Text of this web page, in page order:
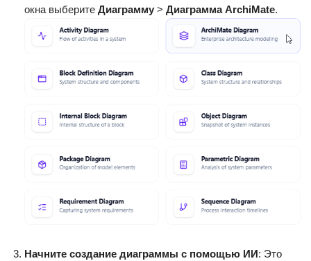
окна выберите Диаграмму > Диаграмма ArchiMate.
Начните создание диаграммы с помощью ИИ: Это